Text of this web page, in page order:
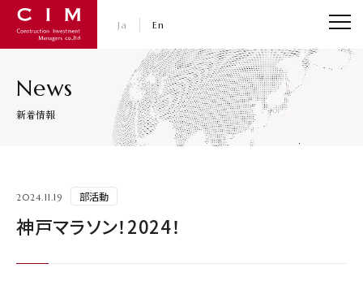
Ja En
News
新着情報
2024.11.19 部活動
神戸マラソン！2024！